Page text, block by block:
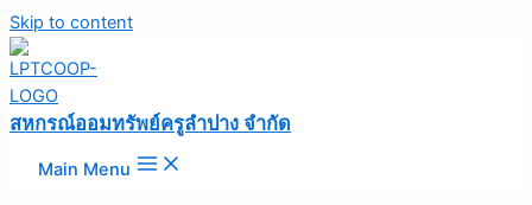
Skip to content
สหกรณ์ออมทรัพย์ครูลำปาง จำกัด
Main Menu